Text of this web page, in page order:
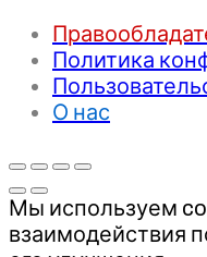
Политика
О нас
Мы используем
взаимодействия